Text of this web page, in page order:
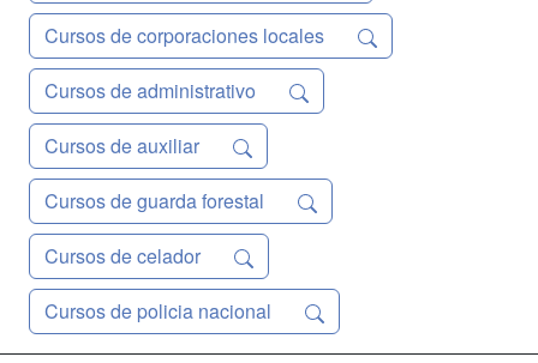
Cursos de corporaciones locales
Cursos de administrativo
Cursos de auxiliar
Cursos de guarda forestal
Cursos de celador
Cursos de policia nacional